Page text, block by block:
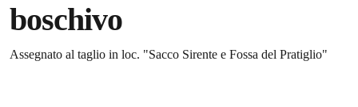
boschivo
Dettagli della notizia
Assegnato al taglio in loc. "Sacco Sirente e Fossa del Pratiglio"